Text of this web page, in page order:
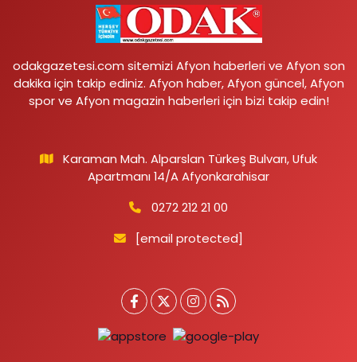
odakgazetesi.com sitemizi Afyon haberleri ve Afyon son
dakika için takip ediniz. Afyon haber, Afyon güncel, Afyon
spor ve Afyon magazin haberleri için bizi takip edin!
Karaman Mah. Alparslan Türkeş Bulvarı, Ufuk
Apartmanı 14/A Afyonkarahisar
0272 212 21 00
[email protected]